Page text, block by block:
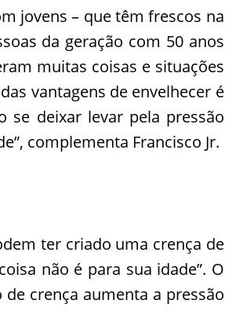
jovens – que têm frescos na
da geração com 50 anos
muitas coisas e situações
vantagens de envelhecer é
se deixar levar pela pressão
complementa Francisco Jr.
ter criado uma crença de
não é para sua idade”. O
crença aumenta a pressão